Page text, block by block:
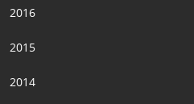
2016
2015
2014